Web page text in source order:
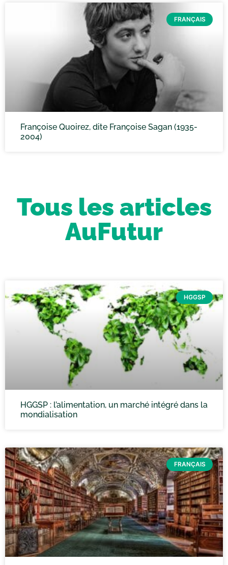
FRANÇAIS
Françoise Quoirez, dite Françoise Sagan (1935-
2004)
Tous les articles
AuFutur
HGGSP
HGGSP : l’alimentation, un marché intégré dans la
mondialisation
FRANÇAIS